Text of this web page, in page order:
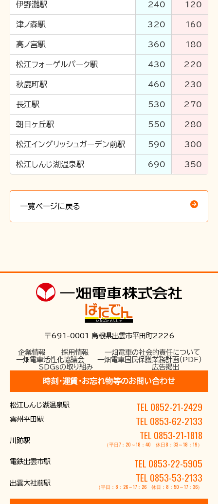
営業部営業課（雲州平田駅2階） TEL 0853-62-3383（平
日9:00〜17:00）
FAX 0853-62-3384
お問い合わせ
伊野灘駅 240 120
津ノ森駅 320 160
高ノ宮駅 360 180
松江フォーゲルパーク駅 430 220
秋鹿町駅 460 230
長江駅 530 270
朝日ヶ丘駅 550 280
松江イングリッシュガーデン前駅 590 300
松江しんじ湖温泉駅 690 350
一覧ページに戻る
〒691-0001 島根県出雲市平田町2226
企業情報 採用情報
一畑電車の社会的責任について
一畑電車活性化協議会
一畑電車国民保護業務計画（PDF）
SDGsの取り組み
広告掲出
時刻･運賃･お忘れ物等のお問い合わせ
松江しんじ湖温泉駅 TEL 0852-21-2429
雲州平田駅 TEL 0853-62-2133
川跡駅 TEL 0853-21-1818
（平日7：20～18：40 休日8：33～18：19）
電鉄出雲市駅 TEL 0853-22-5905
出雲大社前駅 TEL 0853-53-2133
（平日：8：26～17：26 休日：8：50～17：36）